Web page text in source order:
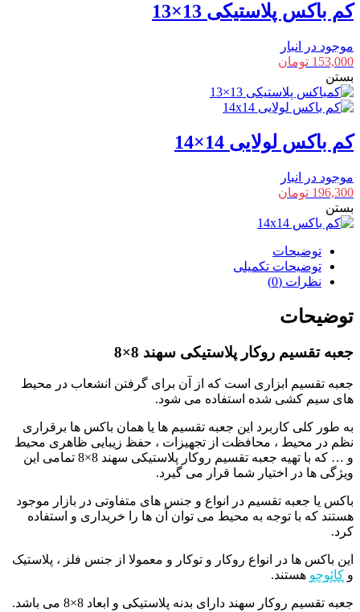
کم باکس پلاستیکی 13×13
موجود در انبار
153,000 تومان
بستن
کم باکس لولایی 14×14
موجود در انبار
196,300 تومان
بستن
توضیحات
توضیحات تکمیلی
نظرات (0)
توضیحات
جعبه تقسیم روکار پلاستیکی سهند 8×8
جعبه تقسیم ابزاری است که از آن برای گرفتن انشعاب در محیط
های سیم کشی شده استفاده می شود.
به طور کلی کاربرد این جعبه تقسیم ها یا همان باکس ها برقراری
نظم در محیط ، محافظت از تجهیزات ، حفظ زیبایی ظاهری محیط
و … که با تهیه جعبه تقسیم روکار پلاستیکی سهند 8×8 تمامی این
ویژگی ها در اختیار شما قرار می گیرد.
باکس یا جعبه تقسیم در انواع و جنس های متفاوتی در بازار موجود
هستند که با توجه به محیط می توان آن ها را خریداری و استفاده
کرد.
این باکس ها در انواع روکار و توکار و معمولا از جنس فلز ، پلاستیک
و کائوچو هستند.
جعبه تقسیم روکار سهند دارای بدنه پلاستیکی و ابعاد 8×8 می باشد.